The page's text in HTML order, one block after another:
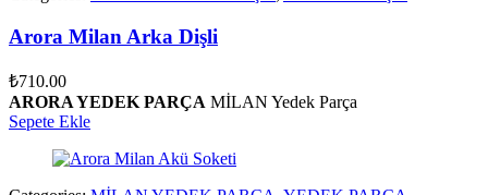
Arora Milan Arka Dişli
₺710.00
ARORA YEDEK PARÇA MİLAN Yedek Parça
Sepete Ekle